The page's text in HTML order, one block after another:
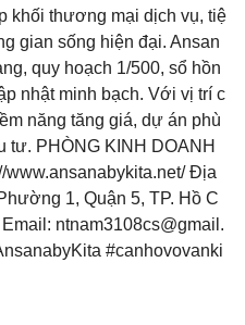
khối thương mại dịch vụ, tiệ
gian sống hiện đại. Ansan
quy hoạch 1/500, sổ hồn
nhật minh bạch. Với vị trí c
năng tăng giá, dự án phù
tư. PHÒNG KINH DOANH
www.ansanabykita.net/ Địa
1, Quận 5, TP. Hồ C
ntnam3108cs@gmail.
#canhovovanki